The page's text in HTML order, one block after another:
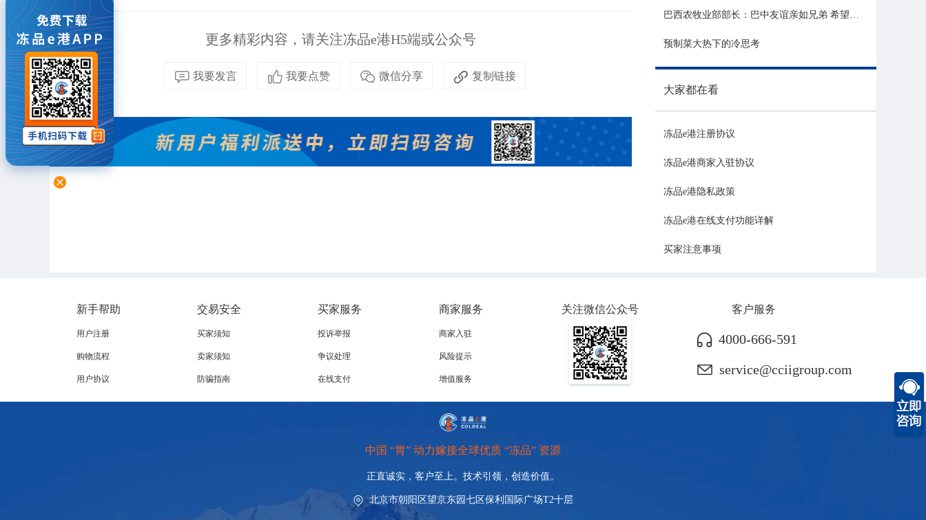
更多精彩内容，请关注冻品e港H5端或公众号
我要发言 我要点赞 微信分享 复制链接
巴西农牧业部部长：巴中友谊亲如兄弟 希望与中国深化农业合作
预制菜大热下的冷思考
大家都在看
冻品e港注册协议
冻品e港商家入驻协议
冻品e港隐私政策
冻品e港在线支付功能详解
买家注意事项
新手帮助
用户注册
购物流程
用户协议
交易安全
买家须知
卖家须知
防骗指南
买家服务
投诉举报
争议处理
在线支付
商家服务
商家入驻
风险提示
增值服务
关注微信公众号 客户服务
4000-666-591
service@cciigroup.com
中国 “胃” 动力嫁接全球优质 “冻品” 资源
正直诚实，客户至上。技术引领， 创造价值。
北京市朝阳区望京东园七区保利国际广场T2十层